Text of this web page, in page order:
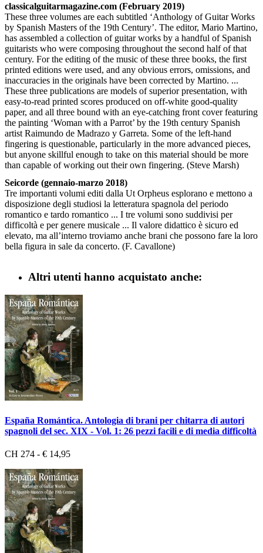
classicalguitarmagazine.com (February 2019)
These three volumes are each subtitled ‘Anthology of Guitar Works
by Spanish Masters of the 19th Century’. The editor, Mario Martino,
has assembled a collection of guitar works by a handful of Spanish
guitarists who were composing throughout the second half of that
century. For the editing of the music of these three books, the first
printed editions were used, and any obvious errors, omissions, and
inaccuracies in the originals have been corrected by Martino. ...
These three publications are models of superior presentation, with
easy-to-read printed scores produced on off-white good-quality
paper, and all three bound with an eye-catching front cover featuring
the painting ‘Woman with a Parrot’ by the 19th century Spanish
artist Raimundo de Madrazo y Garreta. Some of the left-hand
fingering is questionable, particularly in the more advanced pieces,
but anyone skillful enough to take on this material should be more
than capable of working out their own fingering. (Steve Marsh)
Seicorde (gennaio-marzo 2018)
Tre importanti volumi editi dalla Ut Orpheus esplorano e mettono a
disposizione degli studiosi la letteratura spagnola del periodo
romantico e tardo romantico ... I tre volumi sono suddivisi per
difficoltà e per genere musicale ... Il valore didattico è sicuro ed
elevato, ma all’interno troviamo anche brani che possono fare la loro
bella figura in sale da concerto. (F. Cavallone)
Altri utenti hanno acquistato anche:
España Romántica. Antologia di brani per chitarra di autori
spagnoli del sec. XIX - Vol. 1: 26 pezzi facili e di media difficoltà
CH 274 - € 14,95